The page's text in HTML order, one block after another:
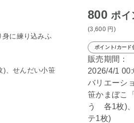
に練り込みふ
)、せんだい小笹
800ポイ
(3,600 円 )
ポイント/カード
販売期間：
2026/4/1
バリエーシ
笹かまぼこ
う 各1枚)
テ1枚)